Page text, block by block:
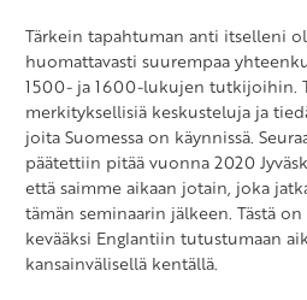
Tärkein tapahtuman anti itselleni
huomattavasti suurempaa
1500- ja 1600-lukujen tutkijoihin.
merkityksellisiä keskusteluja ja
joita Suomessa on käynnissä.
päätettiin pitää vuonna 2020
että saimme aikaan jotain, joka
tämän seminaarin jälkeen. Tästä
kevääksi Englantiin tutustumaan
kansainvälisellä kentällä.